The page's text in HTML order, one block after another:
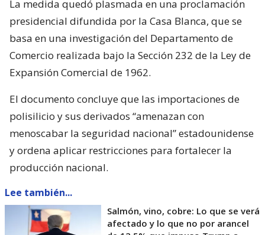
La medida quedó plasmada en una proclamación
presidencial difundida por la Casa Blanca, que se
basa en una investigación del Departamento de
Comercio realizada bajo la Sección 232 de la Ley de
Expansión Comercial de 1962.
El documento concluye que las importaciones de
polisilicio y sus derivados “amenazan con
menoscabar la seguridad nacional” estadounidense
y ordena aplicar restricciones para fortalecer la
producción nacional.
Lee también...
Salmón, vino, cobre: Lo que se verá
afectado y lo que no por arancel